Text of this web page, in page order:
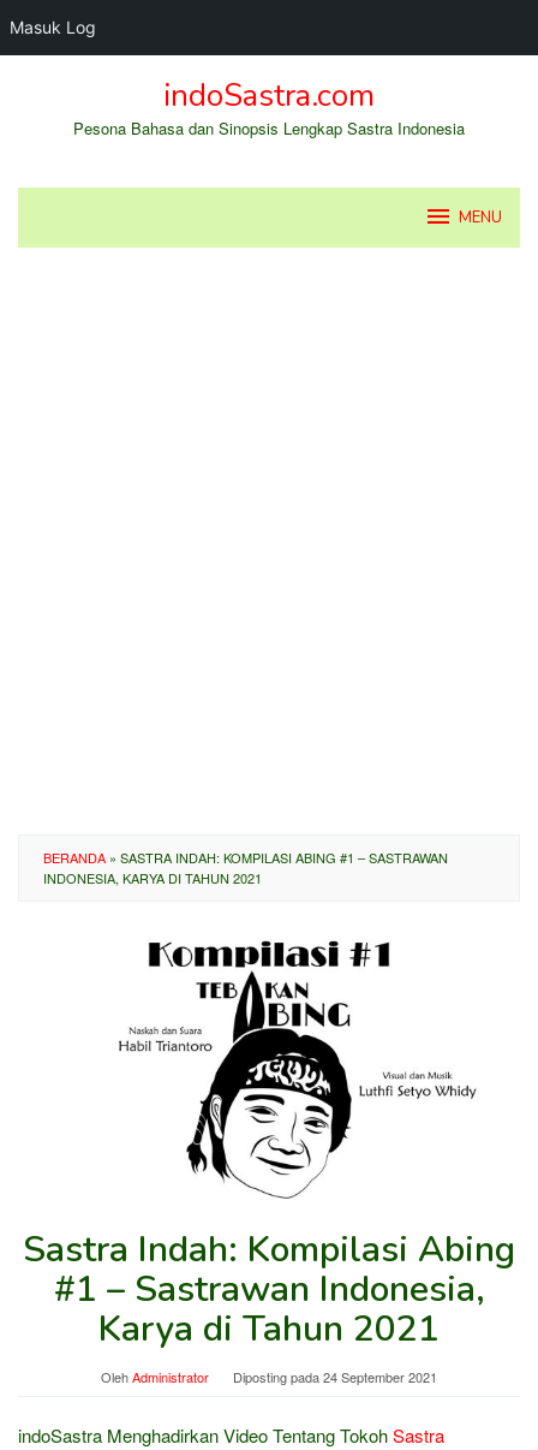
Masuk Log
indoSastra.com
Pesona Bahasa dan Sinopsis Lengkap Sastra Indonesia
MENU
BERANDA » SASTRA INDAH: KOMPILASI ABING #1 – SASTRAWAN
INDONESIA, KARYA DI TAHUN 2021
Sastra Indah: Kompilasi Abing
#1 – Sastrawan Indonesia,
Karya di Tahun 2021
OlehAdministrator Diposting pada24 September 2021
indoSastra Menghadirkan Video Tentang TokohSastra